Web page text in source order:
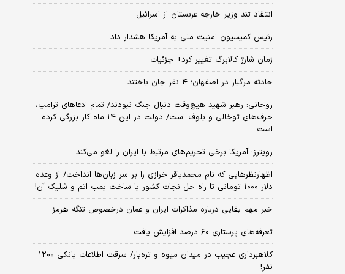
انتقاد تند وزیر خارجه عربستان از اسرائیل
رئیس کمیسیون امنیت ملی به آمریکا هشدار داد
زمان شارژ کالابرگ تغییر کرد+ جزئیات
حادثه مرگبار در اصفهان؛ ۴ نفر جان باختند
روحانی: رهبر شهید هیچ‌وقت دنبال جنگ نبودند/ تمام ادعاهای ترامپ،
حرف‌های توخالی و بلوف است/ دولت در این ۱۴ ماه کار بزرگی کرده
است
رویترز: آمریکا برخی تحریم‌های مرتبط با ایران را لغو می‌کند
اظهارنظرهایی که نام محمدباقر خرازی را بر سر زبان‌ها انداخت/ از وعده
دلار ۱۰۰۰ تومانی تا راه حل نجات کشور با ساخت بمب اتم و شلیک آن!
خبر مهم بقایی درباره مذاکرات ایران و عمان درخصوص تنگه هرمز
تعرفه‌های پرستاری ۶۰ درصد افزایش یافت
کلاهبرداری عجیب در میدان میوه و تره‌بار/ سرقت اطلاعات بانکی ۱۲۰۰
نفر!